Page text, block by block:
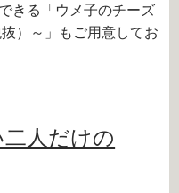
きる「ウメ子のチーズ
）～」もご用意してお
人だけの